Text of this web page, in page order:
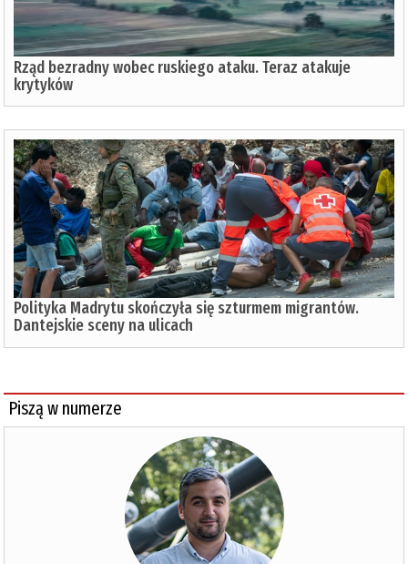
Rząd bezradny wobec ruskiego ataku. Teraz atakuje
krytyków
Polityka Madrytu skończyła się szturmem migrantów.
Dantejskie sceny na ulicach
Piszą w numerze